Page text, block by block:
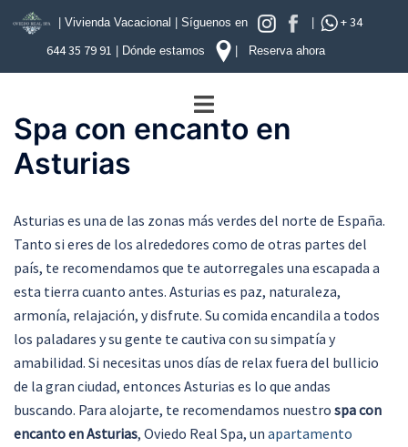
Vivienda Vacacional Síguenos en
+ 34
644 35 79 91
Dónde estamos Reserva ahora
contenido
Alternar
menú
Spa con encanto en
Asturias
Asturias es una de las zonas más verdes del norte de España.
Tanto si eres de los alrededores como de otras partes del
país, te recomendamos que te autorregales una escapada a
esta tierra cuanto antes. Asturias es paz, naturaleza,
armonía, relajación, y disfrute. Su comida encandila a todos
los paladares y su gente te cautiva con su simpatía y
amabilidad. Si necesitas unos días de relax fuera del bullicio
de la gran ciudad, entonces Asturias es lo que andas
buscando. Para alojarte, te recomendamos nuestro spa con
encanto en Asturias, Oviedo Real Spa, un apartamento